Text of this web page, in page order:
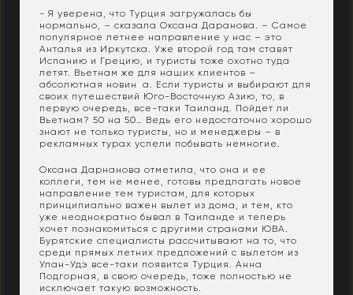
- Я уверена, что Турция загружалась бы
нормально, – сказала Оксана Даранова. – Самое
популярное летнее направление у нас – это
Анталья из Иркутска. Уже второй год там ставят
Испанию и Грецию, и туристы тоже охотно туда
летят. Вьетнам же для наших клиентов –
абсолютная новин
а. Если туристы и выбирают для
своих путешествий Юго-Восточную Азию, то, в
первую очередь, все-таки Таиланд. Пойдет ли
Вьетнам? 50 на 50… Ведь его недостаточно хорошо
знают не только туристы, но и менеджеры – в
рекламных турах успели побывать немногие.
Оксана Дарнанова отметила, что она и ее
коллеги, тем не менее, готовы предлагать новое
направление тем туристам, для которых
принципиально важен вылет из дома, и тем, кто
уже неоднократно бывал в Таиланде и теперь
хочет познакомиться с другими странами ЮВА.
Бурятские специалисты рассчитывают на то, что
среди прямых летних предложений с вылетом из
Улан-Удэ все-таки появится Турция. Анна
Подгорная, в свою очередь, тоже полностью не
исключает такую возможность.